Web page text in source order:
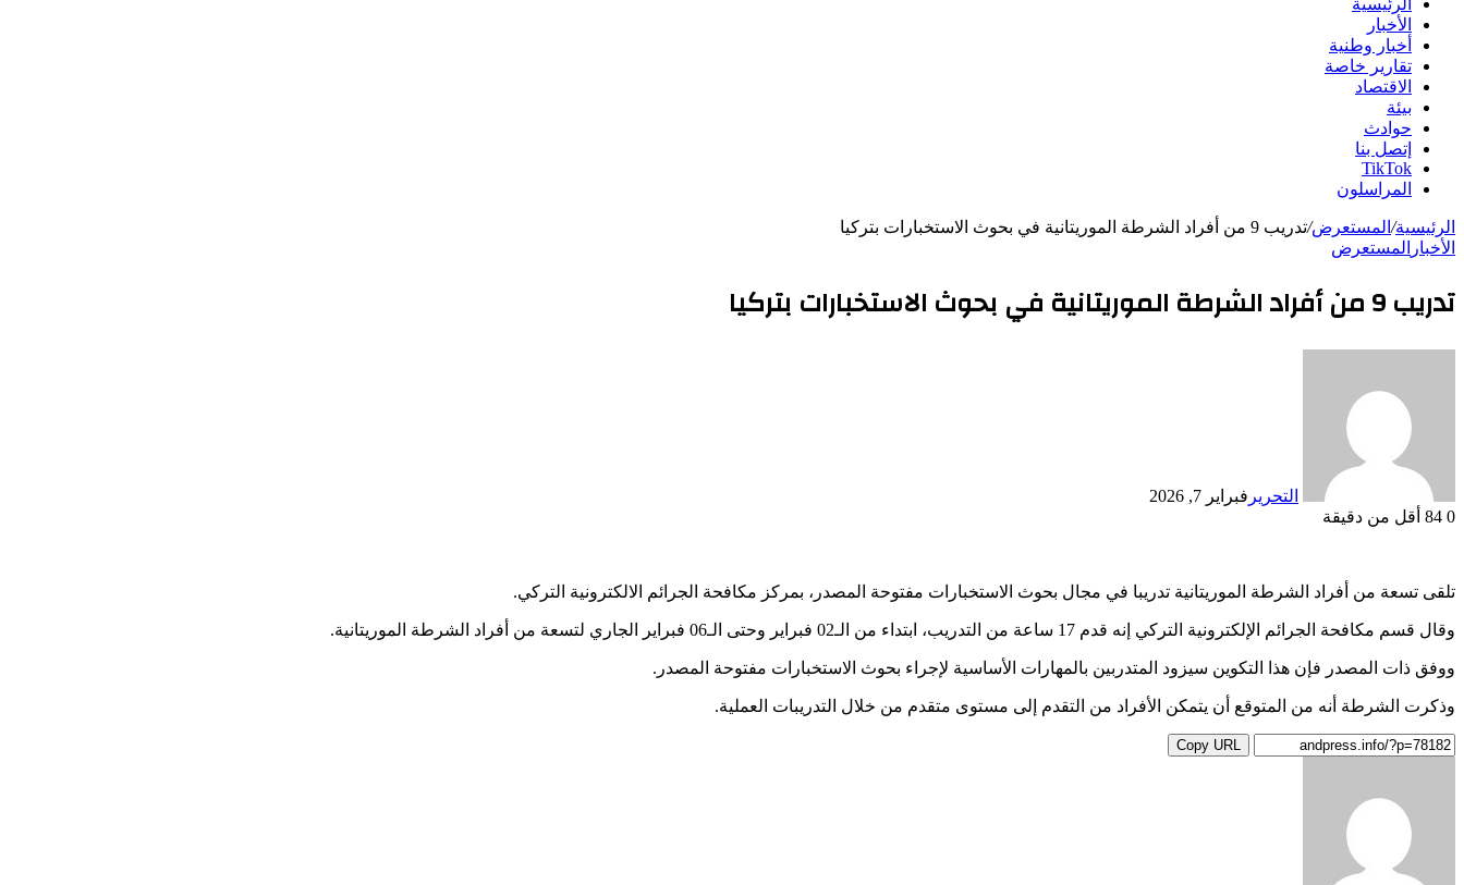
الرئيسية
الأخبار
أخبار وطنية
تقارير خاصة
الاقتصاد
بيئة
حوادث
إتصل بنا
TikTok
المراسلون
الرئيسية/ المستعرض/تدريب 9 من أفراد الشرطة الموريتانية في بحوث الاستخبارات بتركيا
الأخبار المستعرض
تدريب 9 من أفراد الشرطة الموريتانية في بحوث الاستخبارات بتركيا
التحرير فبراير 7, 2026
0
أقل من دقيقة
تلقى تسعة من أفراد الشرطة الموريتانية تدريبا في مجال بحوث الاستخبارات مفتوحة المصدر، بمركز مكافحة الجرائم الالكترونية التركي.
وقال قسم مكافحة الجرائم الإلكترونية التركي إنه قدم 17 ساعة من التدريب، ابتداء من الـ02 فبراير وحتى الـ06 فبراير الجاري لتسعة من أفراد الشرطة الموريتانية.
ووفق ذات المصدر فإن هذا التكوين سيزود المتدربين بالمهارات الأساسية لإجراء بحوث الاستخبارات مفتوحة المصدر.
وذكرت الشرطة أنه من المتوقع أن يتمكن الأفراد من التقدم إلى مستوى متقدم من خلال التدريبات العملية.
Copy URL